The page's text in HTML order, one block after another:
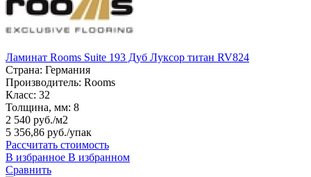
Ламинат Rooms Suite 193 Дуб Луксор титан RV824
Страна: Германия
Производитель: Rooms
Класс: 32
Толщина, мм: 8
2 540 руб./м2
5 356,86 руб./упак
Рассчитать стоимость
В избранное В избранном
Сравнить